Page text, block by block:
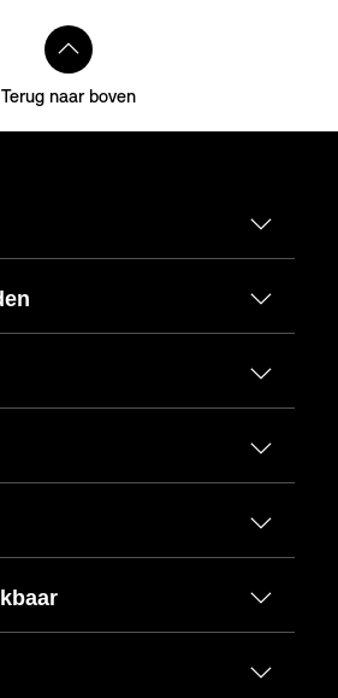
Terug naar boven